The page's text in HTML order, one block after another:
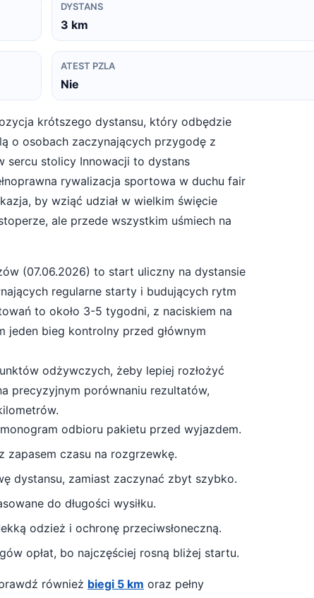
DYSTANS
3 km
ATEST PZLA
Nie
krótszego dystansu, który odbędzie
o osobach zaczynających przygodę z
sercu stolicy Innowacji to dystans
rywalizacja sportowa w duchu fair
by wziąć udział w wielkim święcie
ale przede wszystkim uśmiech na
(07.06.2026) to start uliczny na dystansie
regularne starty i budujących rytm
to około 3-5 tygodni, z naciskiem na
jeden bieg kontrolny przed głównym
odżywczych, żeby lepiej rozłożyć
precyzyjnym porównaniu rezultatów,
odbioru pakietu przed wyjazdem.
zapasem czasu na rozgrzewkę.
dystansu, zamiast zaczynać zbyt szybko.
do długości wysiłku.
odzież i ochronę przeciwsłoneczną.
opłat, bo najczęściej rosną bliżej startu.
również biegi 5 km oraz pełny